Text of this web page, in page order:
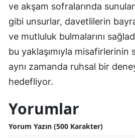
ve akşam sofralarında
gibi unsurlar, davetlilerin
ve mutluluk bulmalarını
bu yaklaşımıyla misafirlerinin
aynı zamanda ruhsal bir
hedefliyor.
Yorumlar
Yorum Yazın (500 Karakter)